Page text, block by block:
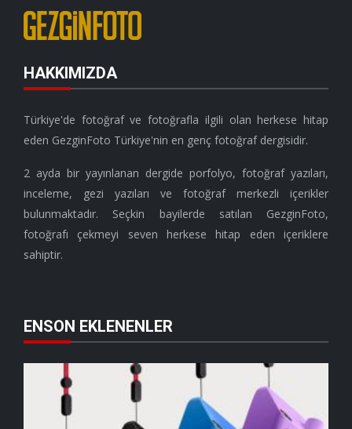
HAKKIMIZDA
Türkiye'de fotoğraf ve fotoğrafla ilgili olan herkese hitap
eden GezginFoto Türkiye'nin en genç fotoğraf dergisidir.
2 ayda bir yayınlanan dergide porfolyo, fotoğraf yazıları,
inceleme, gezi yazıları ve fotoğraf merkezli içerikler
bulunmaktadır. Seçkin bayilerde satılan GezginFoto,
fotoğrafı çekmeyi seven herkese hitap eden içeriklere
sahiptir.
ENSON EKLENENLER